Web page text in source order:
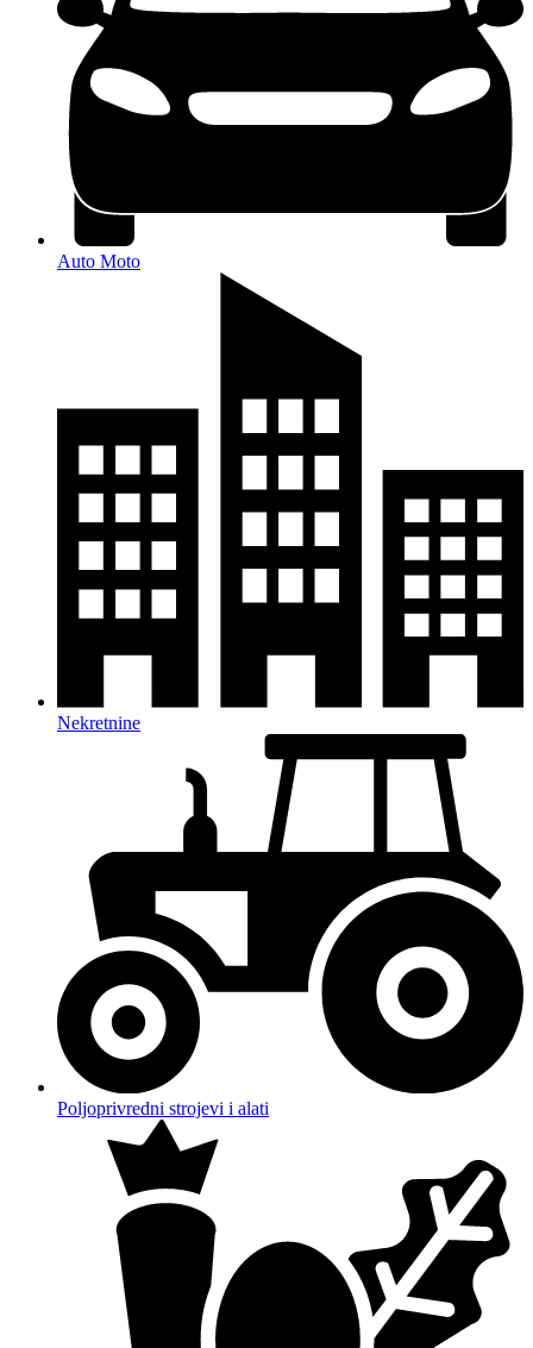
Auto Moto
Nekretnine
Poljoprivredni strojevi i alati